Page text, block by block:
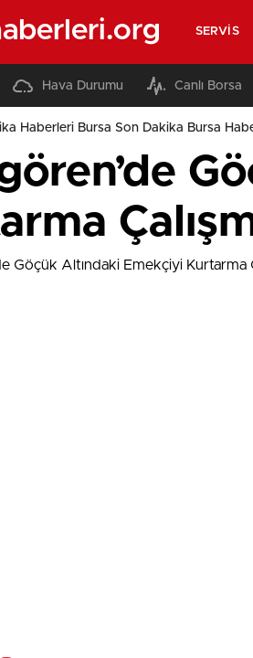
SERVIS
Hava Durumu Canlı Borsa
Haberleri Bursa Son Dakika Bursa